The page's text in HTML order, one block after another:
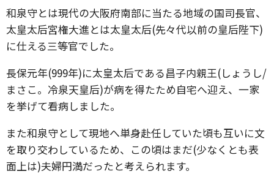
和泉守とは現代の大阪府南部に当たる地域の国司長官、
太皇太后宮権大進とは太皇太后(先々代以前の皇后陛下)
に仕える三等官でした。
長保元年(999年)に太皇太后である昌子内親王(しょうし/
まさこ。冷泉天皇后)が病を得たため自宅へ迎え、一家
を挙げて看病しました。
また和泉守として現地へ単身赴任していた頃も互いに文
を取り交わしているため、この頃はまだ(少なくとも表
面上は)夫婦円満だったと考えられます。